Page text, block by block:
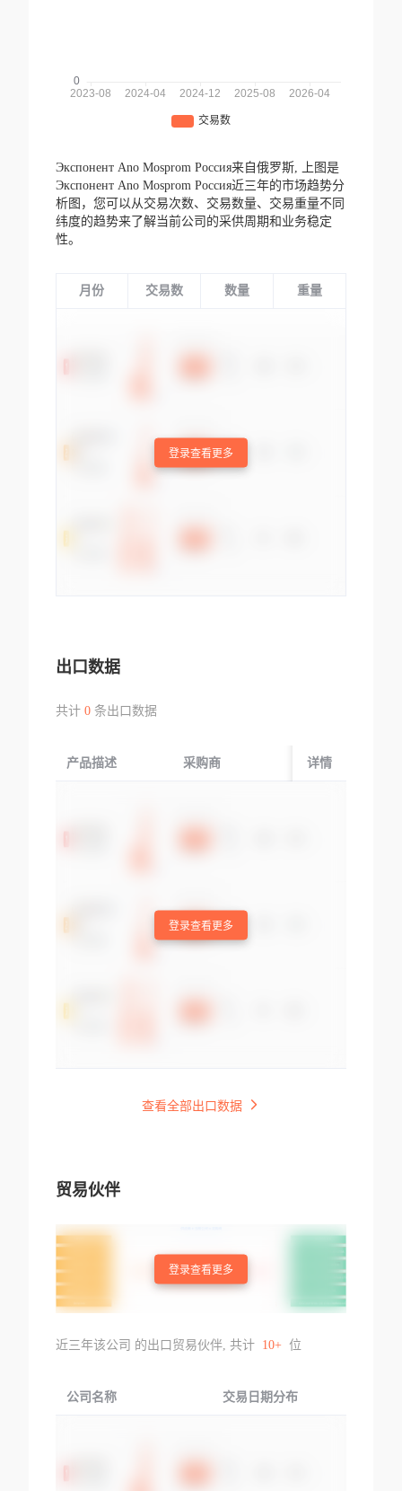
Экспонент Ano Mosprom Россия来自俄罗斯,
上图是
Экспонент Ano Mosprom Россия近三年的市场趋势分
析图，您可以从交易次数、交易数量、交易重量不同
纬度的趋势来了解当前公司的采供周期和业务稳定
性。
月份 交易数 数量 重量
登录查看更多
出口数据
共计 0条出口数据
产品描述 采购商 起运国/地区
详情
登录查看更多
查看全部出口数据
贸易伙伴
登录查看更多
近三年该公司 的出口贸易伙伴, 共计 10+ 位
公司名称 交易日期分布